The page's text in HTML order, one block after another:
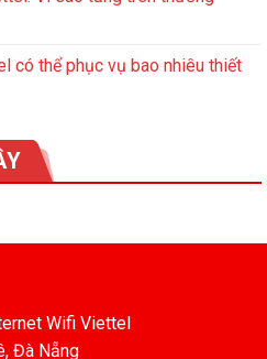
có thể phục vụ bao nhiêu thiết
Wifi Viettel
Đà Nẵng